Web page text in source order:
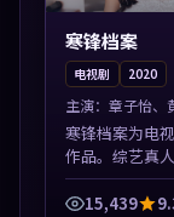
寒锋档案
电视剧 2020
主演： 章子怡、
寒锋档案为电
作品。综艺真
现场收录，亚
每日上新，轻
15,439